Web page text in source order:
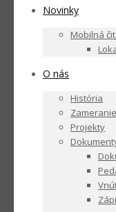
Novinky
Mobilná
O nás
História
Projekty